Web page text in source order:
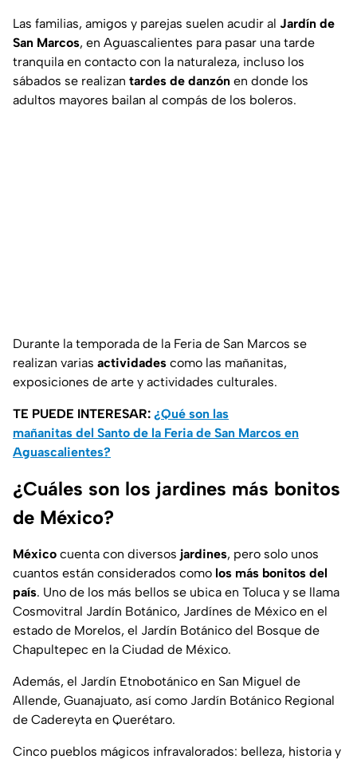
Las familias, amigos y parejas suelen acudir al Jardín de
San Marcos, en Aguascalientes para pasar una tarde
tranquila en contacto con la naturaleza, incluso los
sábados se realizan tardes de danzón en donde los
adultos mayores bailan al compás de los boleros.
Durante la temporada de la Feria de San Marcos se
realizan varias actividades como las mañanitas,
exposiciones de arte y actividades culturales.
TE PUEDE INTERESAR: ¿Qué son las
mañanitas del Santo de la Feria de San Marcos en
Aguascalientes?
¿Cuáles son los jardines más bonitos
de México?
México cuenta con diversos jardines, pero solo unos
cuantos están considerados como los más bonitos del
país. Uno de los más bellos se ubica en Toluca y se llama
Cosmovitral Jardín Botánico, Jardínes de México en el
estado de Morelos, el Jardín Botánico del Bosque de
Chapultepec en la Ciudad de México.
Además, el Jardín Etnobotánico en San Miguel de
Allende, Guanajuato, así como Jardín Botánico Regional
de Cadereyta en Querétaro.
Cinco pueblos mágicos infravalorados: belleza, historia y